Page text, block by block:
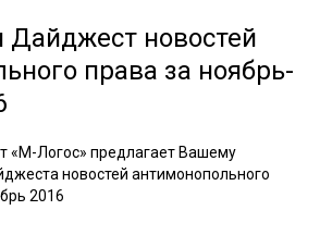
Дайджест новостей
права за ноябрь-
«М-Логос» предлагает Вашему
новостей антимонопольного
2016